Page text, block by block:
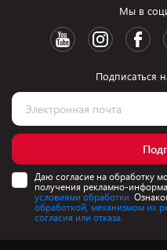
Мы в
Подписаться
Даю согласие на обработку
получения рекламно-
условиями обработки.
обработкой, механизмом их
согласия или отказа.